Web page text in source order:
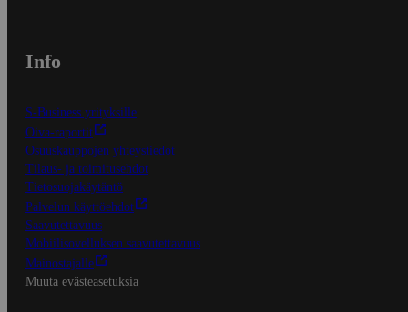
Info
S-Business yrityksille
Oiva-raportit
Osuuskauppojen yhteystiedot
Tilaus- ja toimitusehdot
Tietosuojakäytäntö
Palvelun käyttöehdot
Saavutettavuus
Mobiilisovelluksen saavutettavuus
Mainostajalle
Muuta evästeasetuksia